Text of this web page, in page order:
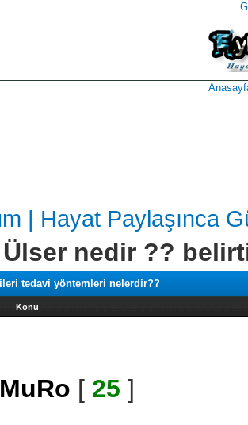
| Hayat Paylaşınca
Ülser nedir ??
tedavi yöntemleri nelerdir??
Konu
[ 25 ]